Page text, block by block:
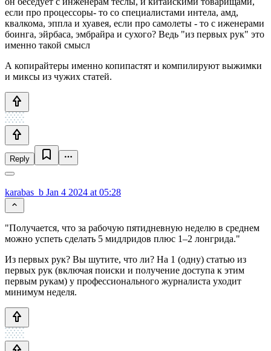
если про процессоры- то со специалистами интела, амд,
квалкома, эппла и хуавея, если про самолеты - то с иженерами
боинга, эйрбаса, эмбрайра и сухого? Ведь "из первых рук" это
именно такой смысл
А копирайтеры именно копипастят и компилируют выжимки
и миксы из чужих статей.
Reply
karabas_b Jan 4 2024 at 05:28
"Получается, что за рабочую пятидневную неделю в среднем
можно успеть сделать 5 мидлридов плюс 1–2 лонгрида."
Из первых рук? Вы шутите, что ли? На 1 (одну) статью из
первых рук (включая поиски и получение доступа к этим
первым рукам) у профессионального журналиста уходит
минимум неделя.